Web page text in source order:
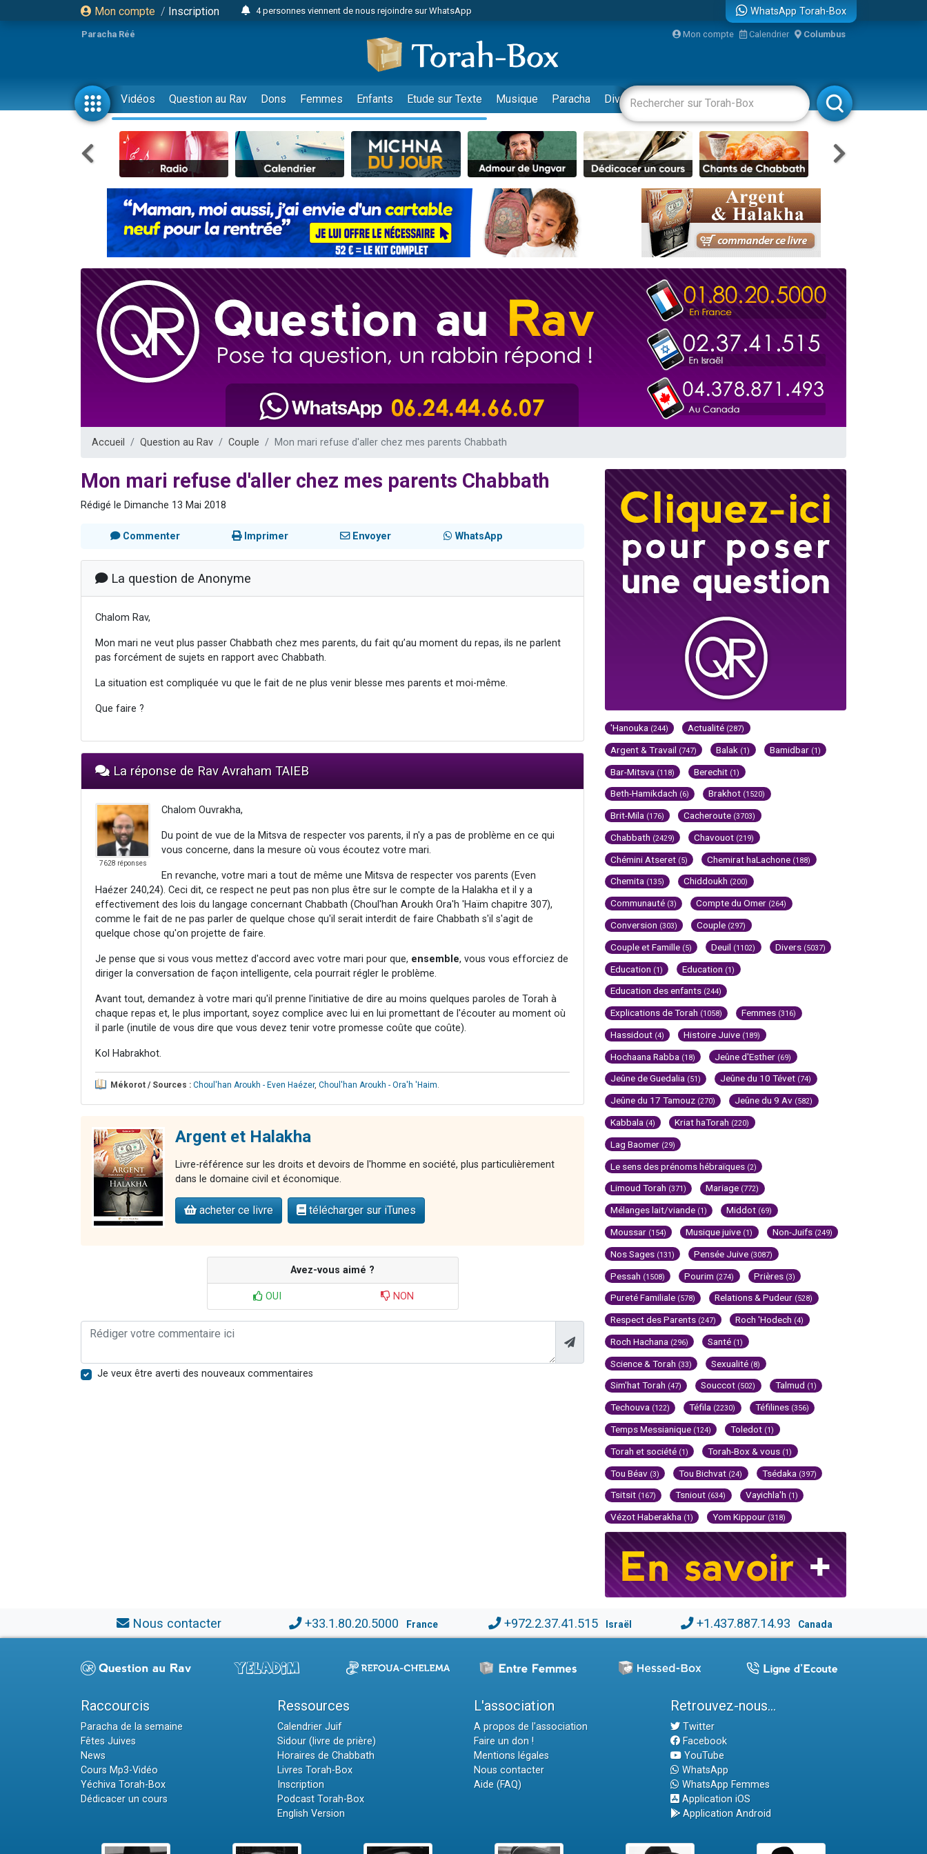
Mon compte / Inscription
4 personnes viennent de nous rejoindre sur WhatsApp
Odaya vient de donner son Maasser
3 personnes viennent de faire un don pour 5 jours de vacances aux Orphelins
3 personnes viennent de faire un don pour Diane, 80 ans, dans un appartement insalubre
13 personnes viennent de demander une bénédiction
2 personnes viennent de nous rejoindre sur WhatsApp
30 personnes viennent de faire un don pour Sauvez la jambe de Yohan
Il reste 49 places pour étudier en groupe sur Zoom
12 nouvelles musiques dans Torah-Box Music
3 personnes viennent de nous rejoindre sur WhatsApp
2 personnes viennent de nous rejoindre sur WhatsApp
3 personnes viennent de nous rejoindre sur WhatsApp
2 nouvelles musiques dans Torah-Box Music
8 personnes viennent de faire un don pour Tsédaka : pauvres d'Israel
Nouvelle émission radio : Visions de grandeur n°104 : Le Chabbath et le Birkat Hamazone à travers le temps
Ariel vient de donner son Maasser
Il reste 49 places pour étudier en groupe sur Zoom
Eva vient de donner son Maasser
WhatsApp Torah-Box
Paracha Réé Mon compte Calendrier Columbus
Vidéos Question au Rav Dons Femmes Enfants Etude sur Texte Musique Paracha Divertissements Livres Rabbanim
Accueil Question au Rav Couple Mon mari refuse d'aller chez mes parents Chabbath
Mon mari refuse d'aller chez mes parents Chabbath
Rédigé le Dimanche 13 Mai 2018
Commenter Imprimer Envoyer WhatsApp
La question de Anonyme
Chalom Rav,
Mon mari ne veut plus passer Chabbath chez mes parents, du fait qu’au moment du repas, ils ne parlent
pas forcément de sujets en rapport avec Chabbath.
La situation est compliquée vu que le fait de ne plus venir blesse mes parents et moi-même.
Que faire ?
La réponse de Rav Avraham TAIEB
7628 réponses
Chalom Ouvrakha,
Du point de vue de la Mitsva de respecter vos parents, il n'y a pas de problème en ce qui
vous concerne, dans la mesure où vous écoutez votre mari.
En revanche, votre mari a tout de même une Mitsva de respecter vos parents (Even
Haézer 240,24). Ceci dit, ce respect ne peut pas non plus être sur le compte de la Halakha et il y a
effectivement des lois du langage concernant Chabbath (Choul'han Aroukh Ora'h 'Haïm chapitre 307),
comme le fait de ne pas parler de quelque chose qu'il serait interdit de faire Chabbath s'il s'agit de
quelque chose qu'on projette de faire.
Je pense que si vous vous mettez d'accord avec votre mari pour que, ensemble, vous vous efforciez de
diriger la conversation de façon intelligente, cela pourrait régler le problème.
Avant tout, demandez à votre mari qu'il prenne l'initiative de dire au moins quelques paroles de Torah à
chaque repas et, le plus important, soyez complice avec lui en lui promettant de l'écouter au moment où
il parle (inutile de vous dire que vous devez tenir votre promesse coûte que coûte).
Kol Habrakhot.
Mékorot / Sources : Choul'han Aroukh - Even Haézer, Choul'han Aroukh - Ora'h 'Haim
Argent et Halakha
Livre-référence sur les droits et devoirs de l'homme en société, plus particulièrement
dans le domaine civil et économique.
acheter ce livre télécharger sur iTunes
Avez-vous aimé ?
OUI NON
Je veux être averti des nouveaux commentaires
'Hanouka (244) Actualité (287)
Argent & Travail (747) Balak (1) Bamidbar (1)
Bar-Mitsva (118) Berechit (1)
Beth-Hamikdach (6) Brakhot (1520)
Brit-Mila (176) Cacheroute (3703)
Chabbath (2429) Chavouot (219)
Chémini Atseret (5) Chemirat haLachone (188)
Chemita (135) Chiddoukh (200)
Communauté (3) Compte du Omer (264)
Conversion (303) Couple (297)
Couple et Famille (5) Deuil (1102) Divers (5037)
Education (1) Education (1)
Education des enfants (244)
Explications de Torah (1058) Femmes (316)
Hassidout (4) Histoire Juive (189)
Hochaana Rabba (18) Jeûne d'Esther (69)
Jeûne de Guedalia (51) Jeûne du 10 Tévet (74)
Jeûne du 17 Tamouz (270) Jeûne du 9 Av (582)
Kabbala (4) Kriat haTorah (220)
Lag Baomer (29)
Le sens des prénoms hébraïques (2)
Limoud Torah (371) Mariage (772)
Mélanges lait/viande (1) Middot (69)
Moussar (154) Musique juive (1) Non-Juifs (249)
Nos Sages (131) Pensée Juive (3087)
Pessah (1508) Pourim (274) Prières (3)
Pureté Familiale (578) Relations & Pudeur (528)
Respect des Parents (247) Roch 'Hodech (4)
Roch Hachana (296) Santé (1)
Science & Torah (33) Sexualité (8)
Sim'hat Torah (47) Souccot (502) Talmud (1)
Techouva (122) Téfila (2230) Téfilines (356)
Temps Messianique (124) Toledot (1)
Torah et société (1) Torah-Box & vous (1)
Tou Béav (3) Tou Bichvat (24) Tsédaka (397)
Tsitsit (167) Tsniout (634) Vayichla'h (1)
Vézot Haberakha (1) Yom Kippour (318)
Nous contacter +33.1.80.20.5000 France +972.2.37.41.515 Israël +1.437.887.14.93 Canada
Raccourcis
Paracha de la semaine
Fêtes Juives
News
Cours Mp3-Vidéo
Yéchiva Torah-Box
Dédicacer un cours
Ressources
Calendrier Juif
Sidour (livre de prière)
Horaires de Chabbath
Livres Torah-Box
Inscription
Podcast Torah-Box
English Version
L'association
A propos de l'association
Faire un don !
Mentions légales
Nous contacter
Aide (FAQ)
Retrouvez-nous...
Twitter
Facebook
YouTube
WhatsApp
WhatsApp Femmes
Application iOS
Application Android